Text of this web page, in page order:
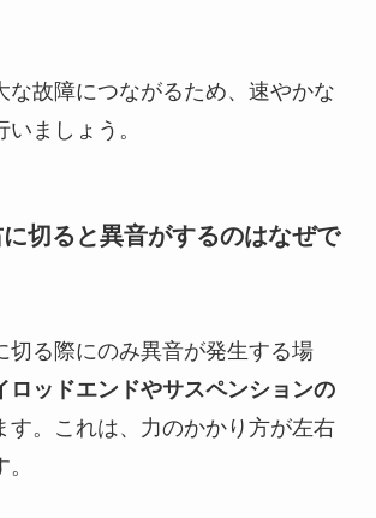
な故障につながるため、速やかな
ましょう。
切ると異音がするのはなぜで
切る際にのみ異音が発生する場
ロッドエンドやサスペンションの
す。これは、力のかかり方が左右